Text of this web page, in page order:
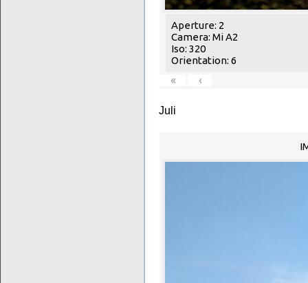
Aperture: 2
Camera: Mi A2
Iso: 320
Orientation: 6
«
‹
Juli